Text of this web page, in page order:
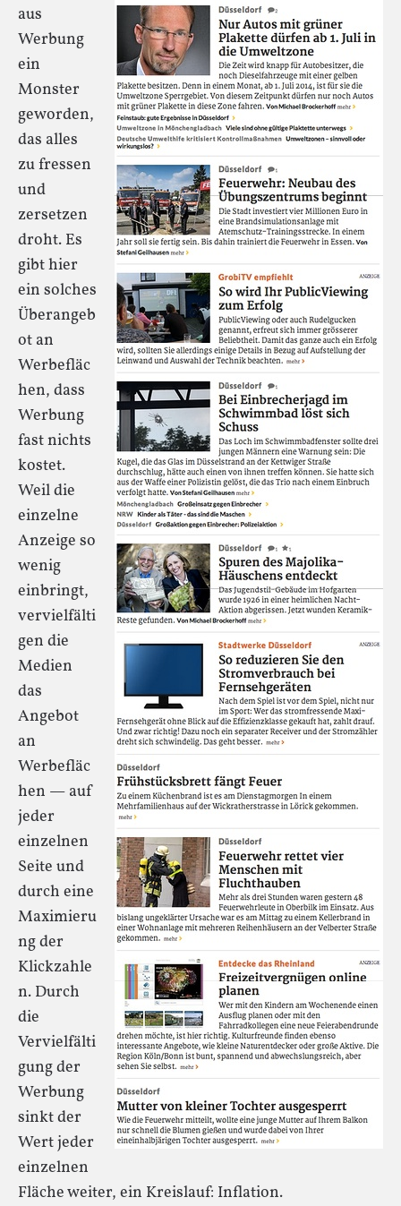
aus
Werbung
ein
Monster
geworden,
das alles
zu fressen
und
zersetzen
droht. Es
gibt hier
ein solches
Überangeb
ot an
Werbefläc
hen, dass
Werbung
fast nichts
kostet.
Weil die
einzelne
Anzeige so
wenig
einbringt,
vervielfälti
gen die
Medien
das
Angebot
an
Werbefläc
hen — auf
jeder
einzelnen
Seite und
durch eine
Maximieru
ng der
Klickzahle
n. Durch
die
Vervielfälti
gung der
Werbung
sinkt der
Wert jeder
einzelnen
Fläche weiter, ein Kreislauf: Inflation.